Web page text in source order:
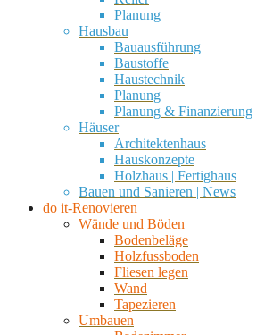
Planung
Hausbau
Bauausführung
Baustoffe
Haustechnik
Planung
Planung & Finanzierung
Häuser
Architektenhaus
Hauskonzepte
Holzhaus | Fertighaus
Bauen und Sanieren | News
do it-Renovieren
Wände und Böden
Bodenbeläge
Holzfussboden
Fliesen legen
Wand
Tapezieren
Umbauen